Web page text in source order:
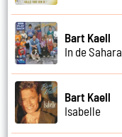
Bart Kaell
In de Sahara
Bart Kaell
Isabelle